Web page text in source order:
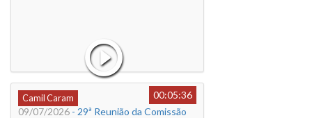
Camil Caram
00:05:36
09/07/2026 - 29ª Reunião da Comissão